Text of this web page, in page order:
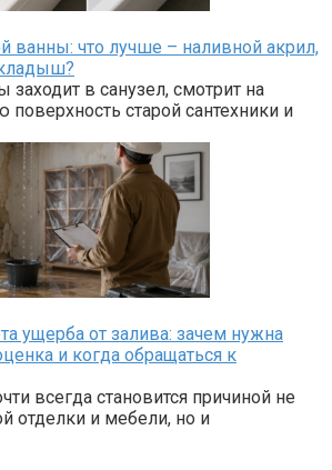
ванны: что лучше – наливной акрил,
заходит в санузел, смотрит на
старой сантехники и
ущерба от залива: зачем нужна
и когда обращаться к
всегда становится причиной не
отделки и мебели, но и